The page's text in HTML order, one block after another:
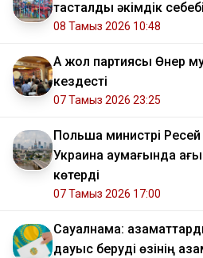
тасталды әкімдік
08 Тамыз 2026 10:48
Ақ жол партиясы Өнер
кездесті
07 Тамыз 2026 23:25
Польша министрі
Украина аумағында
көтерді
07 Тамыз 2026 17:00
Сауалнама:
дауыс беруді өзінің